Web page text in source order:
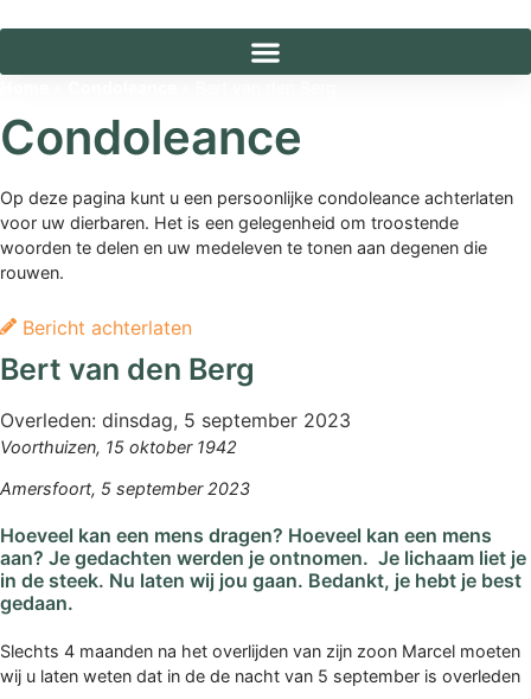
de
Condoleance
Op deze pagina kunt u een persoonlijke condoleance achterlaten
voor uw dierbaren. Het is een gelegenheid om troostende
woorden te delen en uw medeleven te tonen aan degenen die
rouwen.
Bericht achterlaten
Bert van den Berg
Overleden: dinsdag, 5 september 2023
Voorthuizen, 15 oktober 1942
Amersfoort, 5 september 2023
Hoeveel kan een mens dragen? Hoeveel kan een mens
aan? Je gedachten werden je ontnomen. Je lichaam liet je
in de steek. Nu laten wij jou gaan. Bedankt, je hebt je best
gedaan.
Slechts 4 maanden na het overlijden van zijn zoon Marcel moeten
wij u laten weten dat in de de nacht van 5 september is overleden